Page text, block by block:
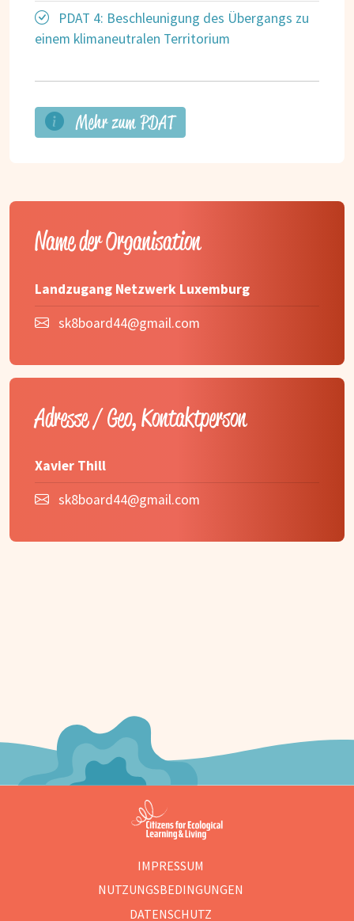
PDAT 4: Beschleunigung des Übergangs zu
einem klimaneutralen Territorium
Mehr zum PDAT
Name der Organisation
Landzugang Netzwerk Luxemburg
sk8board44@gmail.com
Adresse / Geo, Kontaktperson
Xavier Thill
sk8board44@gmail.com
IMPRESSUM
NUTZUNGSBEDINGUNGEN
DATENSCHUTZ